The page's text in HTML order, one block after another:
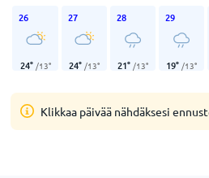
26
24° /13°
27
24° /13°
28
21° /13°
29
19° /13°
Klikkaa päivää nähdäksesi